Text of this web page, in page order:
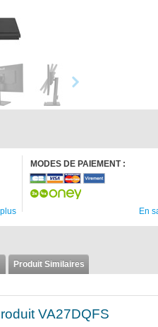
MODES DE PAIEMENT :
En
Produit Similaires
VA27DQFS